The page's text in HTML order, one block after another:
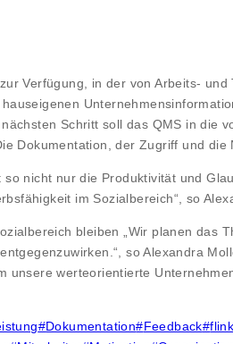
Verfügung, in der von Arbeits-
Schritt soll das QMS in die
Dokumentation, der Zugriff und
nicht nur die Produktivität und
im Sozialbereich“, so
bleiben „Wir planen das
so Alexandra
werteorientierte
#Dokumentation#Feedback#